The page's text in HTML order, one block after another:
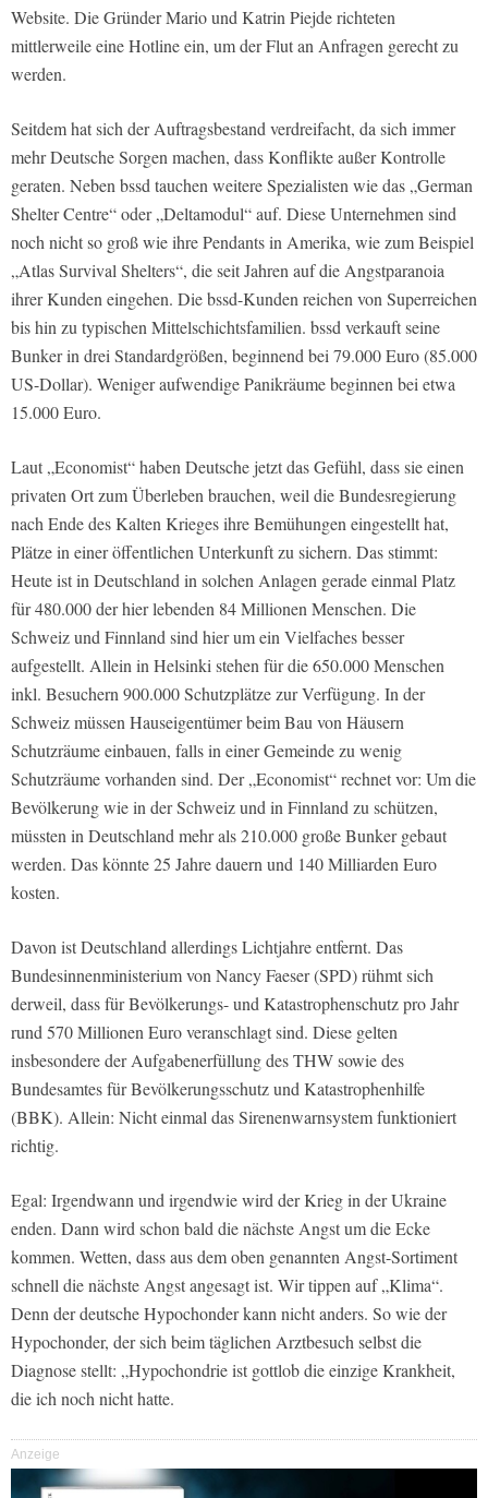
Website. Die Gründer Mario und Katrin Piejde richteten
mittlerweile eine Hotline ein, um der Flut an Anfragen gerecht zu
werden.
Seitdem hat sich der Auftragsbestand verdreifacht, da sich immer
mehr Deutsche Sorgen machen, dass Konflikte außer Kontrolle
geraten. Neben bssd tauchen weitere Spezialisten wie das „German
Shelter Centre“ oder „Deltamodul“ auf. Diese Unternehmen sind
noch nicht so groß wie ihre Pendants in Amerika, wie zum Beispiel
„Atlas Survival Shelters“, die seit Jahren auf die Angstparanoia
ihrer Kunden eingehen. Die bssd-Kunden reichen von Superreichen
bis hin zu typischen Mittelschichtsfamilien. bssd verkauft seine
Bunker in drei Standardgrößen, beginnend bei 79.000 Euro (85.000
US-Dollar). Weniger aufwendige Panikräume beginnen bei etwa
15.000 Euro.
Laut „Economist“ haben Deutsche jetzt das Gefühl, dass sie einen
privaten Ort zum Überleben brauchen, weil die Bundesregierung
nach Ende des Kalten Krieges ihre Bemühungen eingestellt hat,
Plätze in einer öffentlichen Unterkunft zu sichern. Das stimmt:
Heute ist in Deutschland in solchen Anlagen gerade einmal Platz
für 480.000 der hier lebenden 84 Millionen Menschen. Die
Schweiz und Finnland sind hier um ein Vielfaches besser
aufgestellt. Allein in Helsinki stehen für die 650.000 Menschen
inkl. Besuchern 900.000 Schutzplätze zur Verfügung. In der
Schweiz müssen Hauseigentümer beim Bau von Häusern
Schutzräume einbauen, falls in einer Gemeinde zu wenig
Schutzräume vorhanden sind. Der „Economist“ rechnet vor: Um die
Bevölkerung wie in der Schweiz und in Finnland zu schützen,
müssten in Deutschland mehr als 210.000 große Bunker gebaut
werden. Das könnte 25 Jahre dauern und 140 Milliarden Euro
kosten.
Davon ist Deutschland allerdings Lichtjahre entfernt. Das
Bundesinnenministerium von Nancy Faeser (SPD) rühmt sich
derweil, dass für Bevölkerungs- und Katastrophenschutz pro Jahr
rund 570 Millionen Euro veranschlagt sind. Diese gelten
insbesondere der Aufgabenerfüllung des THW sowie des
Bundesamtes für Bevölkerungsschutz und Katastrophenhilfe
(BBK). Allein: Nicht einmal das Sirenenwarnsystem funktioniert
richtig.
Egal: Irgendwann und irgendwie wird der Krieg in der Ukraine
enden. Dann wird schon bald die nächste Angst um die Ecke
kommen. Wetten, dass aus dem oben genannten Angst-Sortiment
schnell die nächste Angst angesagt ist. Wir tippen auf „Klima“.
Denn der deutsche Hypochonder kann nicht anders. So wie der
Hypochonder, der sich beim täglichen Arztbesuch selbst die
Diagnose stellt: „Hypochondrie ist gottlob die einzige Krankheit,
die ich noch nicht hatte.
Anzeige